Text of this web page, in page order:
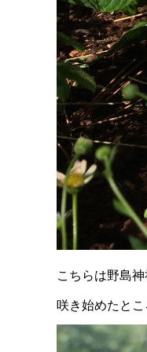
こちらは野島
咲き始めたと